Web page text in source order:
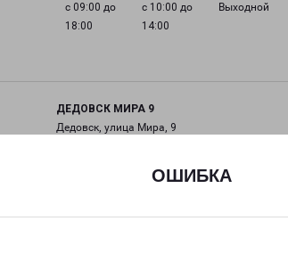
ОШИБКА
с 09:00 до
18:00
с 10:00 до
14:00
Выходной
ДЕДОВСК МИРА 9
Дедовск, улица Мира, 9
+7(495) 660-11-11